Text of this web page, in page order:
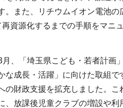
また、リチウムイオン電池
資源化するまでの手順をマニ
、「埼玉県こども・若者計画
成長・活躍」に向けた取組
の財政支援を拡充しました。
放課後児童クラブの増設や